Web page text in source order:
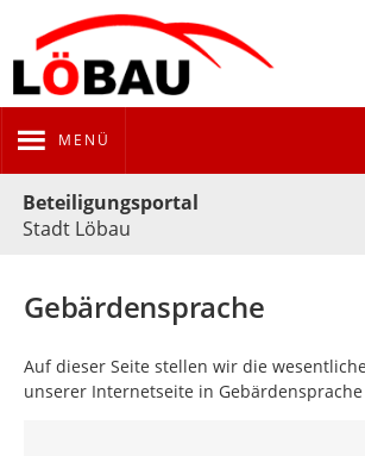
MENÜ
Beteiligungsportal
Stadt Löbau
Gebärdensprache
Auf dieser Seite stellen wir die
unserer Internetseite in